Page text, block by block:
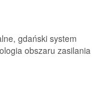
gdański system
obszaru zasilania